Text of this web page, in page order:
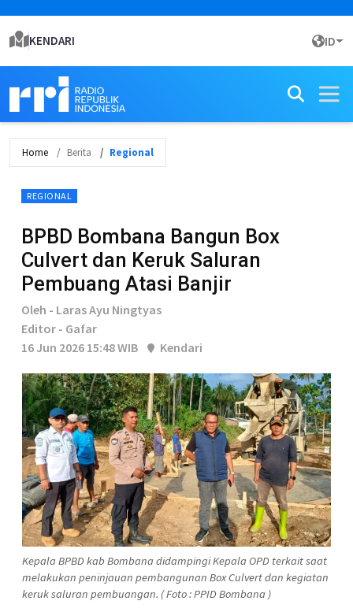
KENDARI ID
Home Berita Regional
REGIONAL
BPBD Bombana Bangun Box
Culvert dan Keruk Saluran
Pembuang Atasi Banjir
Oleh - Laras Ayu Ningtyas
Editor - Gafar
16 Jun 2026 15:48 WIB
Kendari
Kepala BPBD kab Bombana didampingi Kepala OPD terkait saat
melakukan peninjauan pembangunan Box Culvert dan kegiatan
keruk saluran pembuangan. ( Foto : PPID Bombana )